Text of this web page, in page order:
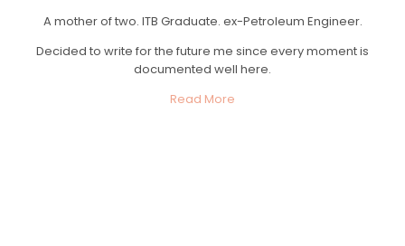
A mother of two. ITB Graduate. ex-Petroleum Engineer.
Decided to write for the future me since every moment is
documented well here.
Read More